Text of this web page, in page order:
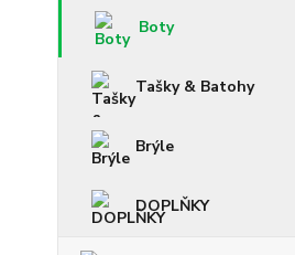
Boty
Tašky & Batohy
Brýle
DOPLŇKY